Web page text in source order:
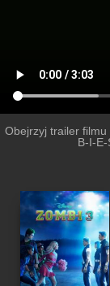
Obejrzyj trailer
B-I-E-